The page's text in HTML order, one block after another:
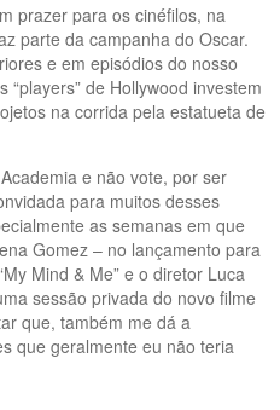
prazer para os cinéfilos, na
parte da campanha do Oscar.
e em episódios do nosso
“players” de Hollywood investem
na corrida pela estatueta de
e não vote, por ser
para muitos desses
as semanas em que
Gomez – no lançamento para
Mind & Me” e o diretor Luca
sessão privada do novo filme
que, também me dá a
que geralmente eu não teria